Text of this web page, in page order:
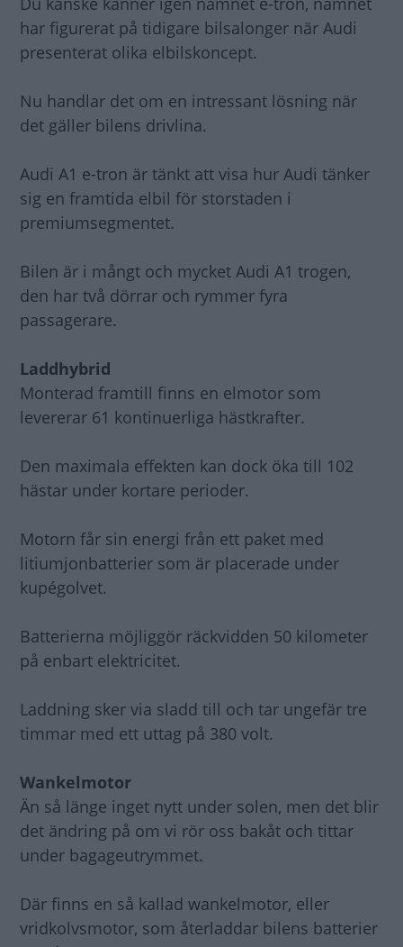
har figurerat på tidigare bilsalonger när Audi
presenterat olika elbilskoncept.
Nu handlar det om en intressant lösning när
det gäller bilens drivlina.
Audi A1 e-tron är tänkt att visa hur Audi tänker
sig en framtida elbil för storstaden i
premiumsegmentet.
Bilen är i mångt och mycket Audi A1 trogen,
den har två dörrar och rymmer fyra
passagerare.
Laddhybrid
Monterad framtill finns en elmotor som
levererar 61 kontinuerliga hästkrafter.
Den maximala effekten kan dock öka till 102
hästar under kortare perioder.
Motorn får sin energi från ett paket med
litiumjonbatterier som är placerade under
kupégolvet.
Batterierna möjliggör räckvidden 50 kilometer
på enbart elektricitet.
Laddning sker via sladd till och tar ungefär tre
timmar med ett uttag på 380 volt.
Wankelmotor
Än så länge inget nytt under solen, men det blir
det ändring på om vi rör oss bakåt och tittar
under bagageutrymmet.
Där finns en så kallad wankelmotor, eller
vridkolvsmotor, som återladdar bilens batterier